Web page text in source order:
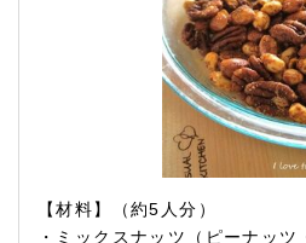
【材料】（約5人分）
・ミックスナッツ（ピーナッツ